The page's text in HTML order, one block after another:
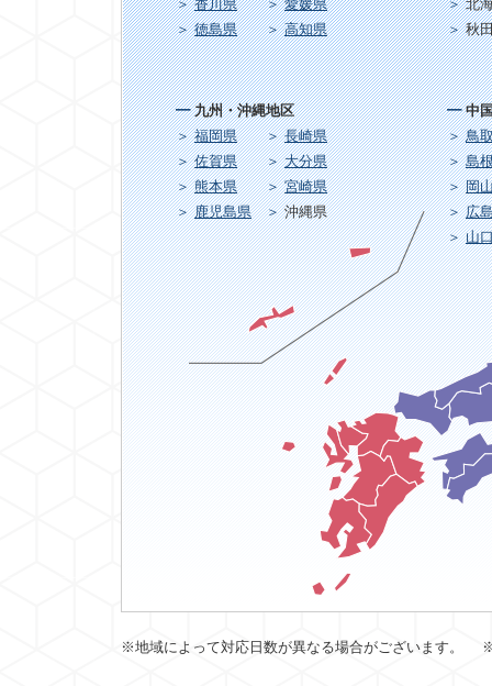
九州・沖縄地区
福岡県
長崎県
佐賀県
大分県
熊本県
宮崎県
鹿児島県
沖縄県
北
秋
中
鳥
島
岡
広
山
香川県
愛媛県
徳島県
高知県
※地域によって対応日数が異なる場合がございます。